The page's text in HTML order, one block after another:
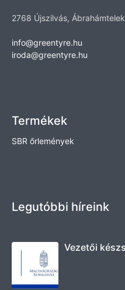
2768 Újszilvás,
info@greentyre.hu
iroda@greentyre.hu
Termékek
SBR őrlemények
Legutóbbi híreink
Vezetői